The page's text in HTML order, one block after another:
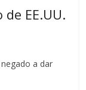
EE.UU.
negado a dar